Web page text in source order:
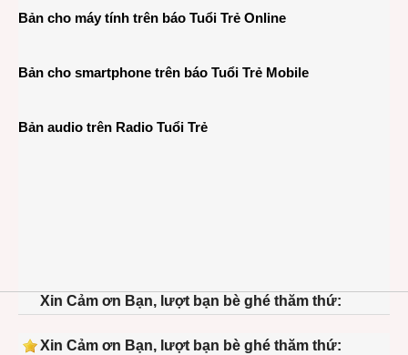
Bản cho máy tính trên báo Tuổi Trẻ Online
Bản cho smartphone trên báo Tuổi Trẻ Mobile
Bản audio trên Radio Tuổi Trẻ
Xin Cảm ơn Bạn, lượt bạn bè ghé thăm thứ:
Xin Cảm ơn Bạn, lượt bạn bè ghé thăm thứ: